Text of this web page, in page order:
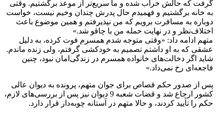
گرفت که حالش خراب شده و ما سریع‌تر از موعد برگشتیم. وقتی
به خانه برگشتیم و فهمیدم حال پدرش چندان وخیم نیست، خواست
دوباره به مسافرت برویم که من نپذیرفتم و همین موضوع باعث
اختلاف‌نظر و در نهایت حمله من با چاقو شد.»
متهم ادامه داد: «وقتی متوجه شدم همسرم فوت کرده، به دلیل
عشقی که به او داشتم تصمیم به خودکشی گرفتم، ولی زنده ماندم.
شاید اگر دخالت‌های خانواده همسرم در زندگی‌امان نبود، چنین
فاجعه‌ای رخ نمی‌داد.»
پس از صدور حکم قصاص برای جوان متهم، پرونده به دیوان عالی
کشور ارجاع شد و قضات شعبه 9 دیوان نیز پس از بررسی‌های لازم،
حکم را تأیید کردند، و حالا متهم در آستانه چوبه‌دار قرار دارد.